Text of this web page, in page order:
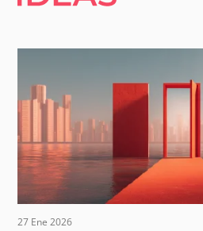
27 Ene 2026